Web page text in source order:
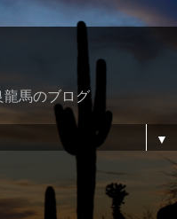
龍馬のブログ
▼